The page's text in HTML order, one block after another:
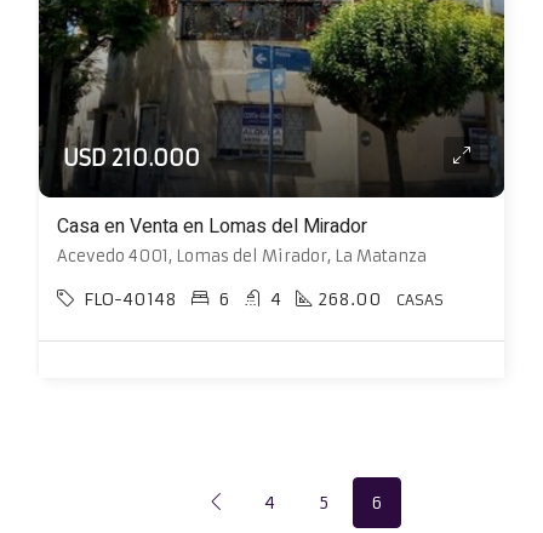
USD 210.000
Casa en Venta en Lomas del Mirador
Acevedo 4001, Lomas del Mirador, La Matanza
FLO-40148 6 4 268.00 CASAS
4 5 6